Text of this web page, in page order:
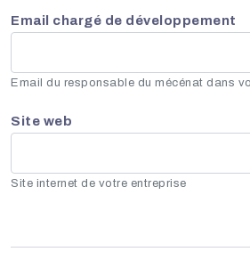
Email chargé de développement
Email du responsable du mécénat dans
Site web
Site internet de votre entreprise